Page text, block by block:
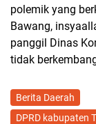
polemik yang
Bawang,
panggil Dinas
tidak
Berita Daerah
DPRD kabupaten